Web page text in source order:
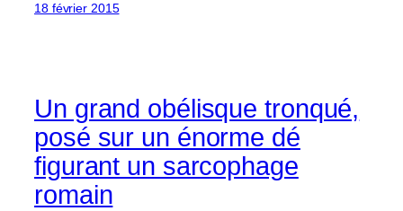
18 février 2015
Un grand obélisque tronqué,
posé sur un énorme dé
figurant un sarcophage
romain